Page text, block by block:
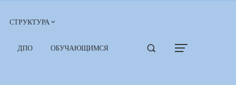
СТРУКТУРА
ДПО ОБУЧАЮЩИМСЯ